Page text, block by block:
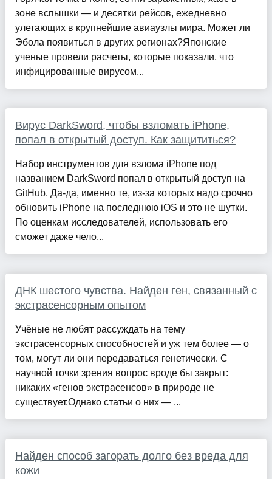
зоне вспышки — и десятки рейсов, ежедневно
улетающих в крупнейшие авиаузлы мира. Может ли
Эбола появиться в других регионах?Японские
ученые провели расчеты, которые показали, что
инфицированные вирусом...
Вирус DarkSword, чтобы взломать iPhone,
попал в открытый доступ. Как защититься?
Набор инструментов для взлома iPhone под
названием DarkSword попал в открытый доступ на
GitHub. Да-да, именно те, из-за которых надо срочно
обновить iPhone на последнюю iOS и это не шутки.
По оценкам исследователей, использовать его
сможет даже чело...
ДНК шестого чувства. Найден ген, связанный с
экстрасенсорным опытом
Учёные не любят рассуждать на тему
экстрасенсорных способностей и уж тем более — о
том, могут ли они передаваться генетически. С
научной точки зрения вопрос вроде бы закрыт:
никаких «генов экстрасенсов» в природе не
существует.Однако статьи о них — ...
Найден способ загорать долго без вреда для
кожи